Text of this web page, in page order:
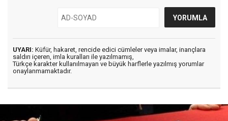
UYARI: Küfür, hakaret, rencide edici cümleler veya imalar, inançlara
saldırı içeren, imla kuralları ile yazılmamış,
Türkçe karakter kullanılmayan ve büyük harflerle yazılmış yorumlar
onaylanmamaktadır.